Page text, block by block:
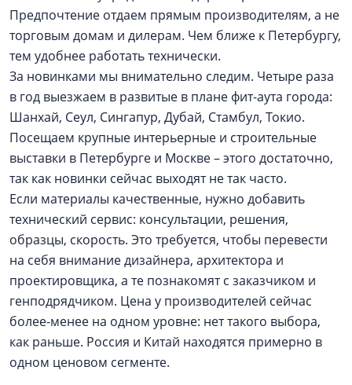
Предпочтение отдаем прямым производителям, а не
торговым домам и дилерам. Чем ближе к Петербургу,
тем удобнее работать технически.
За новинками мы внимательно следим. Четыре раза
в год выезжаем в развитые в плане фит-аута города:
Шанхай, Сеул, Сингапур, Дубай, Стамбул, Токио.
Посещаем крупные интерьерные и строительные
выставки в Петербурге и Москве – этого достаточно,
так как новинки сейчас выходят не так часто.
Если материалы качественные, нужно добавить
технический сервис: консультации, решения,
образцы, скорость. Это требуется, чтобы перевести
на себя внимание дизайнера, архитектора и
проектировщика, а те познакомят с заказчиком и
генподрядчиком. Цена у производителей сейчас
более-менее на одном уровне: нет такого выбора,
как раньше. Россия и Китай находятся примерно в
одном ценовом сегменте.